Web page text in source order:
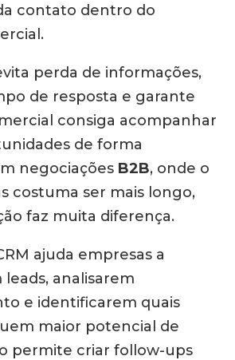
contato dentro do
perda de informações,
de resposta e garante
consiga acompanhar
de forma
negociações B2B, onde o
costuma ser mais longo,
faz muita diferença.
ajuda empresas a
analisarem
e identificarem quais
maior potencial de
permite criar follow-ups